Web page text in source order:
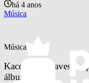
há 4 anos
Música
Música
Kacey Musgraves
álbum; ouça!